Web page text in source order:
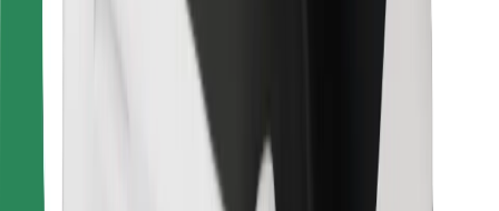
Pre flotilových partnerov
Pre reštaurácie
Bolt for Business